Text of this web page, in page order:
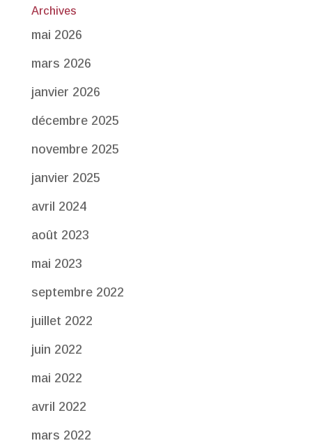
Archives
mai 2026
mars 2026
janvier 2026
décembre 2025
novembre 2025
janvier 2025
avril 2024
août 2023
mai 2023
septembre 2022
juillet 2022
juin 2022
mai 2022
avril 2022
mars 2022